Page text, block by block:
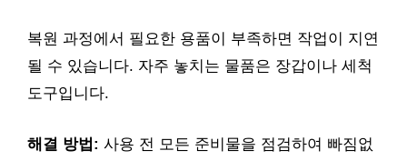
복원 과정에서 필요한 용품이 부족하면 작업이 지연
될 수 있습니다. 자주 놓치는 물품은 장갑이나 세척
도구입니다.
해결 방법: 사용 전 모든 준비물을 점검하여 빠짐없